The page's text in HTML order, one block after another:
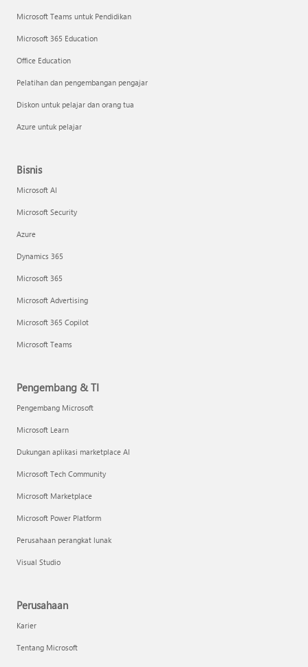
Microsoft Teams untuk Pendidikan
Microsoft 365 Education
Office Education
Pelatihan dan pengembangan pengajar
Diskon untuk pelajar dan orang tua
Azure untuk pelajar
Bisnis
Microsoft AI
Microsoft Security
Azure
Dynamics 365
Microsoft 365
Microsoft Advertising
Microsoft 365 Copilot
Microsoft Teams
Pengembang & TI
Pengembang Microsoft
Microsoft Learn
Dukungan aplikasi marketplace AI
Microsoft Tech Community
Microsoft Marketplace
Microsoft Power Platform
Perusahaan perangkat lunak
Visual Studio
Perusahaan
Karier
Tentang Microsoft